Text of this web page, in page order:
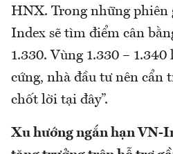
HNX. Trong những phiên
Index sẽ tìm điểm cân
1.330. Vùng 1.330 –
cứng, nhà đầu tư nên cẩn
chốt lời tại đây”.
Xu hướng ngắn hạn VN-